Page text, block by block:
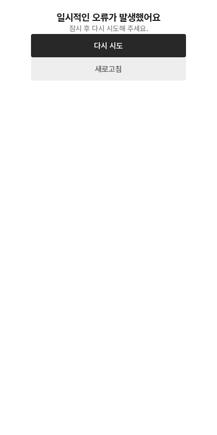
일시적인 오류가 발생했어요
잠시 후 다시 시도해 주세요.
다시 시도
새로고침